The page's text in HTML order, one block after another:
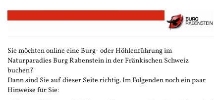
Zum
Haupt-
Sie möchten online eine Burg- oder Höhlenführung im
Naturparadies Burg Rabenstein in der Fränkischen Schweiz
buchen?
Dann sind Sie auf dieser Seite richtig. Im Folgenden noch ein paar
Hinweise für Sie: